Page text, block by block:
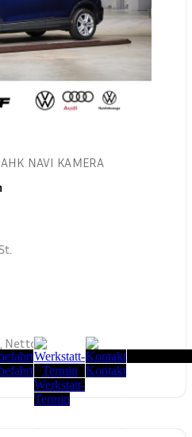
NAVI KAMERA
Netto)³
Werkstatt-
Termin
Kontakt